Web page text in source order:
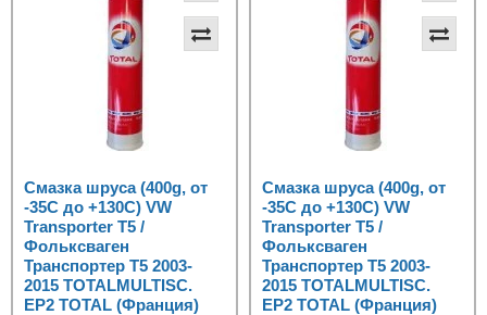
Смазка шруса (400g, от
-35С до +130C) VW
Transporter T5 /
Фольксваген
Транспортер Т5 2003-
2015 TOTALMULTISC.
EP2 TOTAL (Франция)
Смазка шруса (400g, от
-35С до +130C) VW
Transporter T5 /
Фольксваген
Транспортер Т5 2003-
2015 TOTALMULTISC.
EP2 TOTAL (Франция)